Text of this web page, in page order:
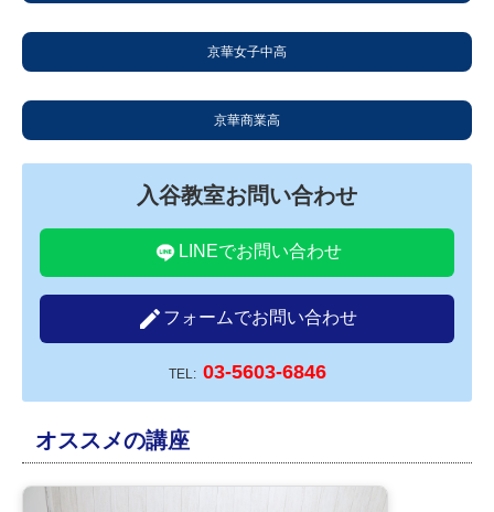
京華女子中高
京華商業高
入谷教室お問い合わせ
LINEでお問い合わせ
create フォームでお問い合わせ
TEL: 03-5603-6846
オススメの講座